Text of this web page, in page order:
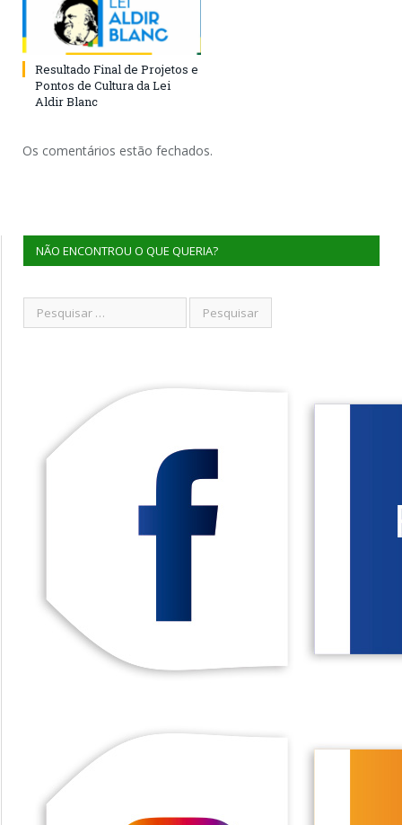
Resultado Final de Projetos e
Pontos de Cultura da Lei
Aldir Blanc
Os comentários estão fechados.
NÃO ENCONTROU O QUE QUERIA?